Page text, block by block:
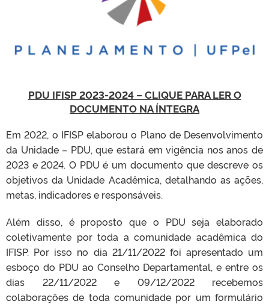
PDU IFISP 2023-2024 – CLIQUE PARA LER O
DOCUMENTO NA ÍNTEGRA
Em 2022, o IFISP elaborou o Plano de Desenvolvimento
da Unidade – PDU, que estará em vigência nos anos de
2023 e 2024. O PDU é um documento que descreve os
objetivos da Unidade Acadêmica, detalhando as ações,
metas, indicadores e responsáveis.
Além disso, é proposto que o PDU seja elaborado
coletivamente por toda a comunidade acadêmica do
IFISP. Por isso no dia 21/11/2022 foi apresentado um
esboço do PDU ao Conselho Departamental, e entre os
dias 22/11/2022 e 09/12/2022 recebemos
colaborações de toda comunidade por um formulário